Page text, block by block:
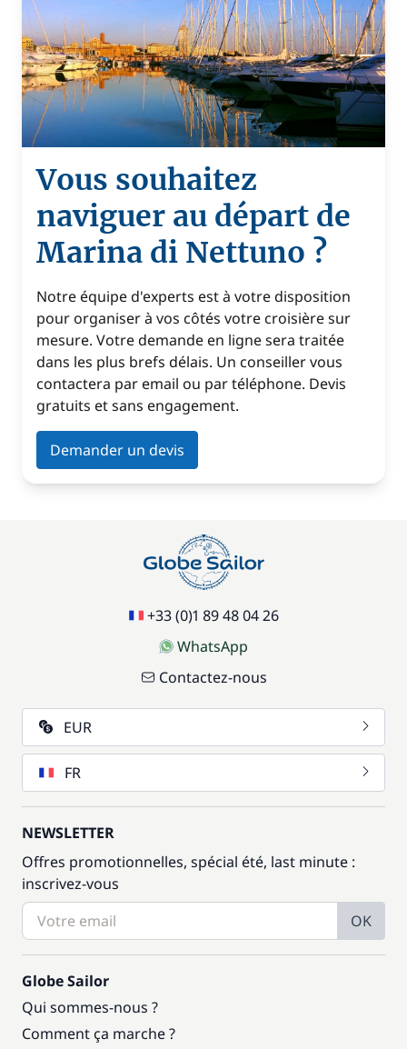
Vous souhaitez
naviguer au départ de
Marina di Nettuno ?
Notre équipe d'experts est à votre disposition
pour organiser à vos côtés votre croisière sur
mesure. Votre demande en ligne sera traitée
dans les plus brefs délais. Un conseiller vous
contactera par email ou par téléphone. Devis
gratuits et sans engagement.
Demander un devis
+33 (0)1 89 48 04 26
WhatsApp
Contactez-nous
EUR
FR
NEWSLETTER
Offres promotionnelles, spécial été, last minute :
inscrivez-vous
OK
Globe Sailor
Qui sommes-nous ?
Comment ça marche ?